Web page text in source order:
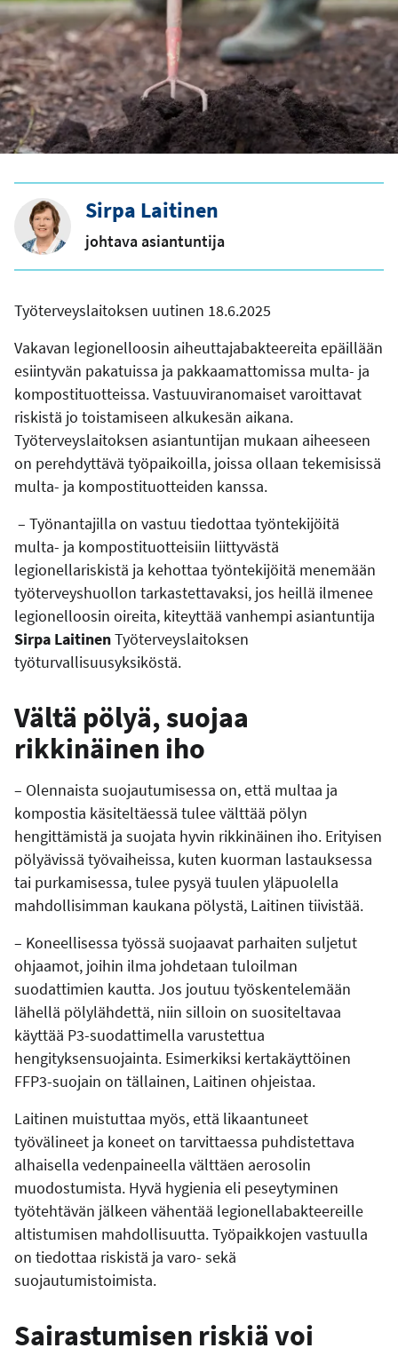
Sirpa Laitinen
johtava asiantuntija
Työterveyslaitoksen uutinen 18.6.2025
Vakavan legionelloosin aiheuttajabakteereita epäillään
esiintyvän pakatuissa ja pakkaamattomissa multa- ja
kompostituotteissa. Vastuuviranomaiset varoittavat
riskistä jo toistamiseen alkukesän aikana.
Työterveyslaitoksen asiantuntijan mukaan aiheeseen
on perehdyttävä työpaikoilla, joissa ollaan tekemisissä
multa- ja kompostituotteiden kanssa.
– Työnantajilla on vastuu tiedottaa työntekijöitä
multa- ja kompostituotteisiin liittyvästä
legionellariskistä ja kehottaa työntekijöitä menemään
työterveyshuollon tarkastettavaksi, jos heillä ilmenee
legionelloosin oireita, kiteyttää vanhempi asiantuntija
Sirpa LaitinenTyöterveyslaitoksen
työturvallisuusyksiköstä.
Vältä pölyä, suojaa
rikkinäinen iho
– Olennaista suojautumisessa on, että multaa ja
kompostia käsiteltäessä tulee välttää pölyn
hengittämistä ja suojata hyvin rikkinäinen iho. Erityisen
pölyävissä työvaiheissa, kuten kuorman lastauksessa
tai purkamisessa, tulee pysyä tuulen yläpuolella
mahdollisimman kaukana pölystä, Laitinen tiivistää.
– Koneellisessa työssä suojaavat parhaiten suljetut
ohjaamot, joihin ilma johdetaan tuloilman
suodattimien kautta. Jos joutuu työskentelemään
lähellä pölylähdettä, niin silloin on suositeltavaa
käyttää P3-suodattimella varustettua
hengityksensuojainta. Esimerkiksi kertakäyttöinen
FFP3-suojain on tällainen, Laitinen ohjeistaa.
Laitinen muistuttaa myös, että likaantuneet
työvälineet ja koneet on tarvittaessa puhdistettava
alhaisella vedenpaineella välttäen aerosolin
muodostumista. Hyvä hygienia eli peseytyminen
työtehtävän jälkeen vähentää legionellabakteereille
altistumisen mahdollisuutta. Työpaikkojen vastuulla
on tiedottaa riskistä ja varo- sekä
suojautumistoimista.
Sairastumisen riskiä voi